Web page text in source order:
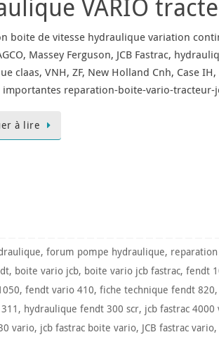
VARIO
boite de vitesse hydraulique variation
Massey Ferguson, JCB Fastrac,
claas, VNH, ZF, New Holland Cnh, Case
reparation-boite-vario-tracteur-
à lire
, forum pompe hydraulique,
, boite vario jcb, boite vario jcb fastrac,fendt
, fendt vario 410, fiche technique fendt 820,
, hydraulique fendt 300 scr, jcb fastrac 4000
vario, jcb fastrac boite vario, JCB fastrac vario,